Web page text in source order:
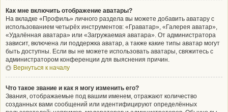
Как мне включить отображение аватары?
На вкладке «Профиль» личного раздела вы можете добавить аватару с
использованием четырёх инструментов: «Граватар», «Галерея аватар»,
«Удалённая аватара» или «Загружаемая аватара». От администратора
зависит, включена ли поддержка аватар, а также какие типы аватар могут
быть доступны. Если вы не можете использовать аватары, свяжитесь с
администратором конференции для выяснения причин.
Вернуться к началу
Что такое звание и как я могу изменить его?
Звания, отображаемые под вашим именем, отражают количество
созданных вами сообщений или идентифицируют определённых